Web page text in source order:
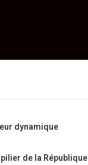
dynamique
pilier de la République